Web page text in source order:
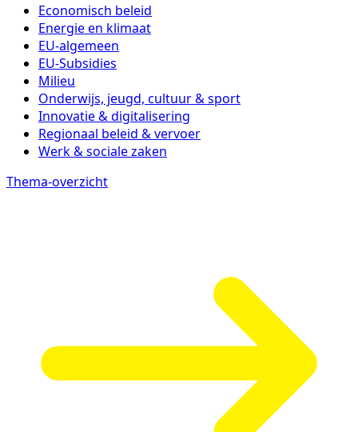
Economisch beleid
Energie en klimaat
EU-algemeen
EU-Subsidies
Milieu
Onderwijs, jeugd, cultuur & sport
Innovatie & digitalisering
Regionaal beleid & vervoer
Werk & sociale zaken
Thema-overzicht